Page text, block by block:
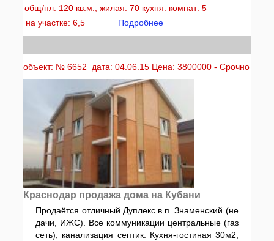
общ/пл: 120 кв.м., жилая: 70 кухня: комнат: 5
на участке: 6,5
Подробнее
объект: № 6652 дата: 04.06.15 Цена: 3800000 - Срочно
Краснодар продажа дома на Кубани
Продаётся отличный Дуплекс в п. Знаменский (не
дачи, ИЖС). Все коммуникации центральные (газ
сеть), канализация септик. Кухня-гостиная 30м2,